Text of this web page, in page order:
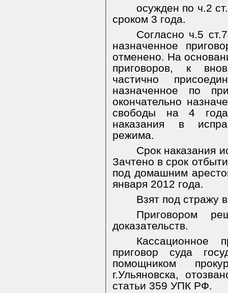
осужден по ч.2
сроком 3 года.
Согласно ч.5
назначенное
отменено. На
приговоров, к
частично
назначенное по
окончательно
свободы на 4
наказания в
режима.
Срок наказания
Зачтено в срок
под домашним
января 2012 года.
Взят под стражу
Приговором
доказательств.
Кассационное
приговор суда
помощником
г.Ульяновска,
статьи 359 УПК РФ.